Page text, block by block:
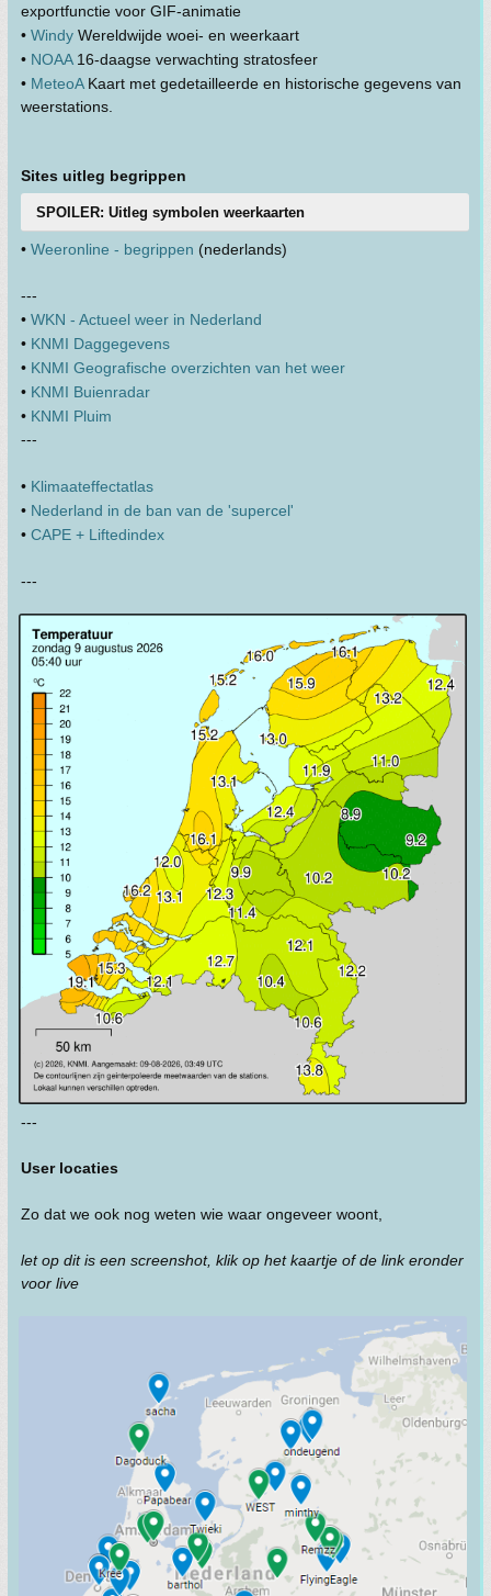
exportfunctie voor GIF-animatie
• Windy Wereldwijde woei- en weerkaart
• NOAA16-daagse verwachting stratosfeer
• MeteoAKaart met gedetailleerde en historische gegevens van
weerstations.
Sites uitleg begrippen
SPOILER: Uitleg symbolen weerkaarten
• Weeronline - begrippen (nederlands)
---
• WKN - Actueel weer in Nederland
• KNMI Daggegevens
• KNMI Geografische overzichten van het weer
• KNMI Buienradar
• KNMI Pluim
---
• Klimaateffectatlas
• Nederland in de ban van de 'supercel'
• CAPE + Liftedindex
---
---
User locaties
Zo dat we ook nog weten wie waar ongeveer woont,
let op dit is een screenshot, klik op het kaartje of de link eronder
voor live